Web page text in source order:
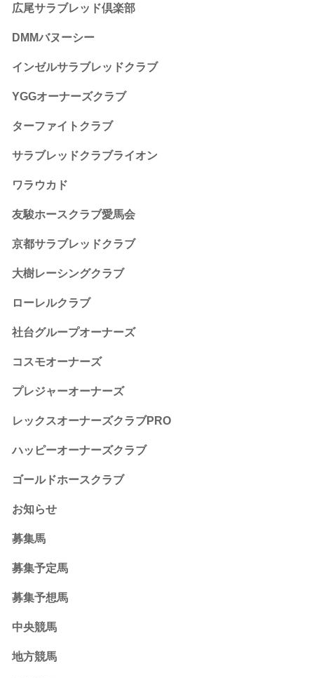
広尾サラブレッド倶楽部
DMMバヌーシー
インゼルサラブレッドクラブ
YGGオーナーズクラブ
ターファイトクラブ
サラブレッドクラブライオン
ワラウカド
友駿ホースクラブ愛馬会
京都サラブレッドクラブ
大樹レーシングクラブ
ローレルクラブ
社台グループオーナーズ
コスモオーナーズ
プレジャーオーナーズ
レックスオーナーズクラブPRO
ハッピーオーナーズクラブ
ゴールドホースクラブ
お知らせ
募集馬
募集予定馬
募集予想馬
中央競馬
地方競馬